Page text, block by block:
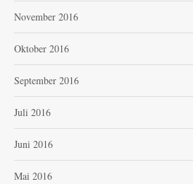
November 2016
Oktober 2016
September 2016
Juli 2016
Juni 2016
Mai 2016